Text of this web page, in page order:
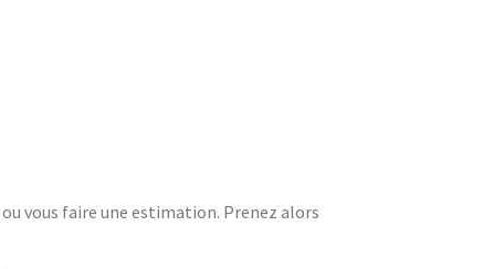
ou vous faire une estimation. Prenez alors